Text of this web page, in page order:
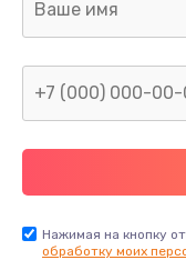
Нажимая на кнопку
обработку моих